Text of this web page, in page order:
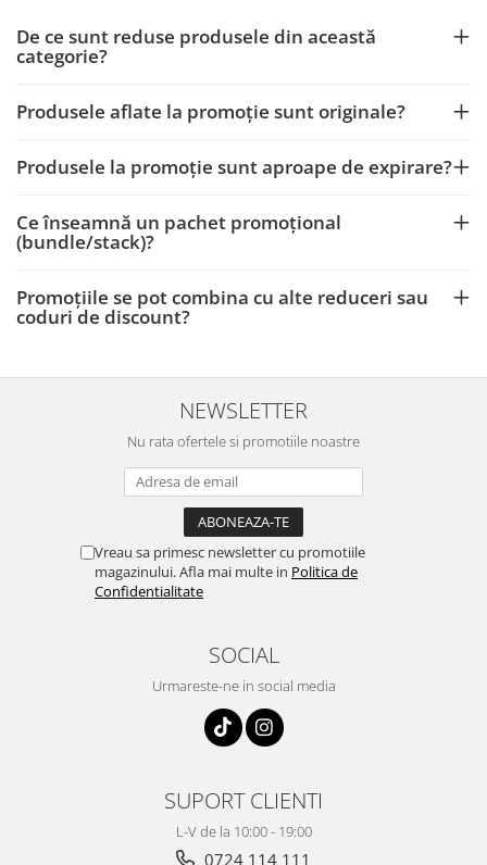
De ce sunt reduse produsele din această
categorie?
Produsele aflate la promoție sunt originale?
Produsele la promoție sunt aproape de expirare?
Ce înseamnă un pachet promoțional
(bundle/stack)?
Promoțiile se pot combina cu alte reduceri sau
coduri de discount?
NEWSLETTER
Nu rata ofertele si promotiile noastre
Vreau sa primesc newsletter cu promotiile
magazinului. Afla mai multe in Politica de
Confidentialitate
SOCIAL
Urmareste-ne in social media
SUPORT CLIENTI
L-V de la 10:00 - 19:00
0724 114 111